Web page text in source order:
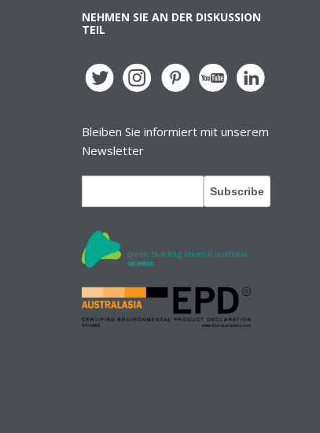
NEHMEN SIE AN DER DISKUSSION
TEIL
Bleiben Sie informiert mit unserem
Newsletter